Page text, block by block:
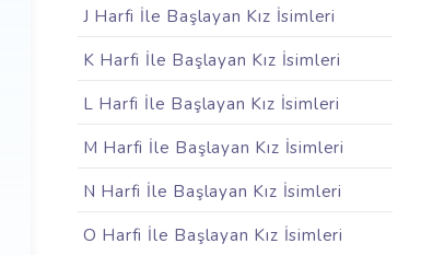
J Harfi İle Başlayan Kız İsimleri
K Harfi İle Başlayan Kız İsimleri
L Harfi İle Başlayan Kız İsimleri
M Harfi İle Başlayan Kız İsimleri
N Harfi İle Başlayan Kız İsimleri
O Harfi İle Başlayan Kız İsimleri